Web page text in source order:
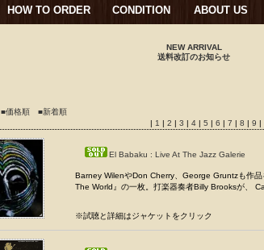
HOW TO ORDER CONDITION ABOUT US
NEW ARRIVAL
送料改訂のお知らせ
■価格順
■新着順
| 1 | 2 | 3 | 4 | 5 | 6 | 7 | 8 | 9 |
El Babaku : Live At The Jazz Galerie
Barney WilenやDon Cherry、George Gruntzも作
The World』の一枚。打楽器奏者Billy Brooksが、
※試聴と詳細はジャケットをクリック